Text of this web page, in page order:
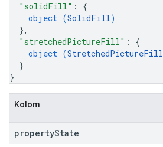
"solidFill" : {
object (SolidFill)
},
"stretchedPictureFill" : {
object (StretchedPictureFill
}
}
Kolom
propertyState